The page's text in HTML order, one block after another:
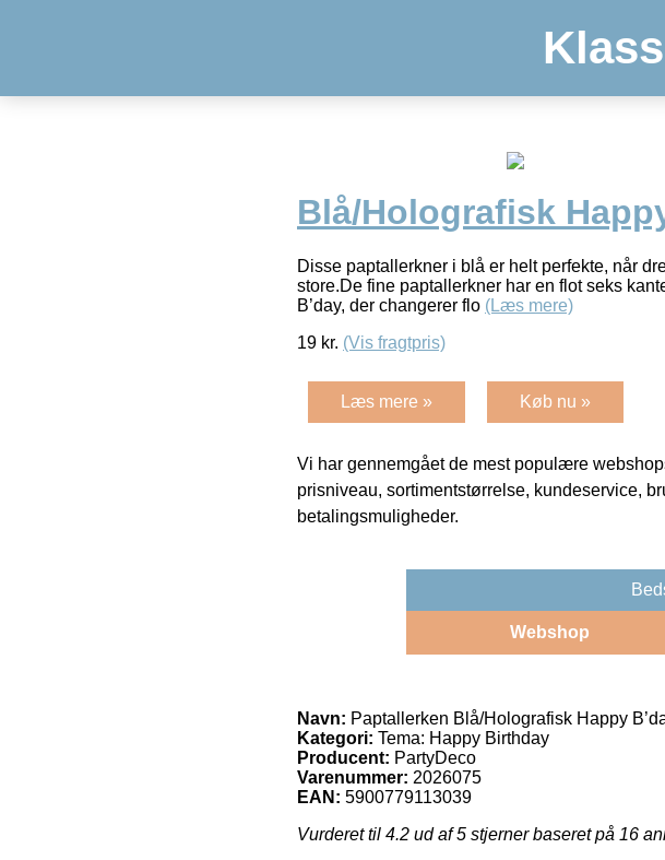
Blå/Holografisk
Disse paptallerkner i blå er helt perfekte, når
store.De fine paptallerkner har en flot seks
B’day, der changerer flo (Læs mere)
19 kr. (Vis fragtpris)
Læs mere » Køb nu »
Vi har gennemgået de mest populære
prisniveau, sortimentstørrelse, kundeservice,
betalingsmuligheder.
Webshop
Navn: Paptallerken Blå/Holografisk Happy
Kategori: Tema: Happy Birthday
Producent: PartyDeco
Varenummer: 2026075
EAN: 5900779113039
Vurderet til 4.2 ud af 5 stjerner baseret på 16